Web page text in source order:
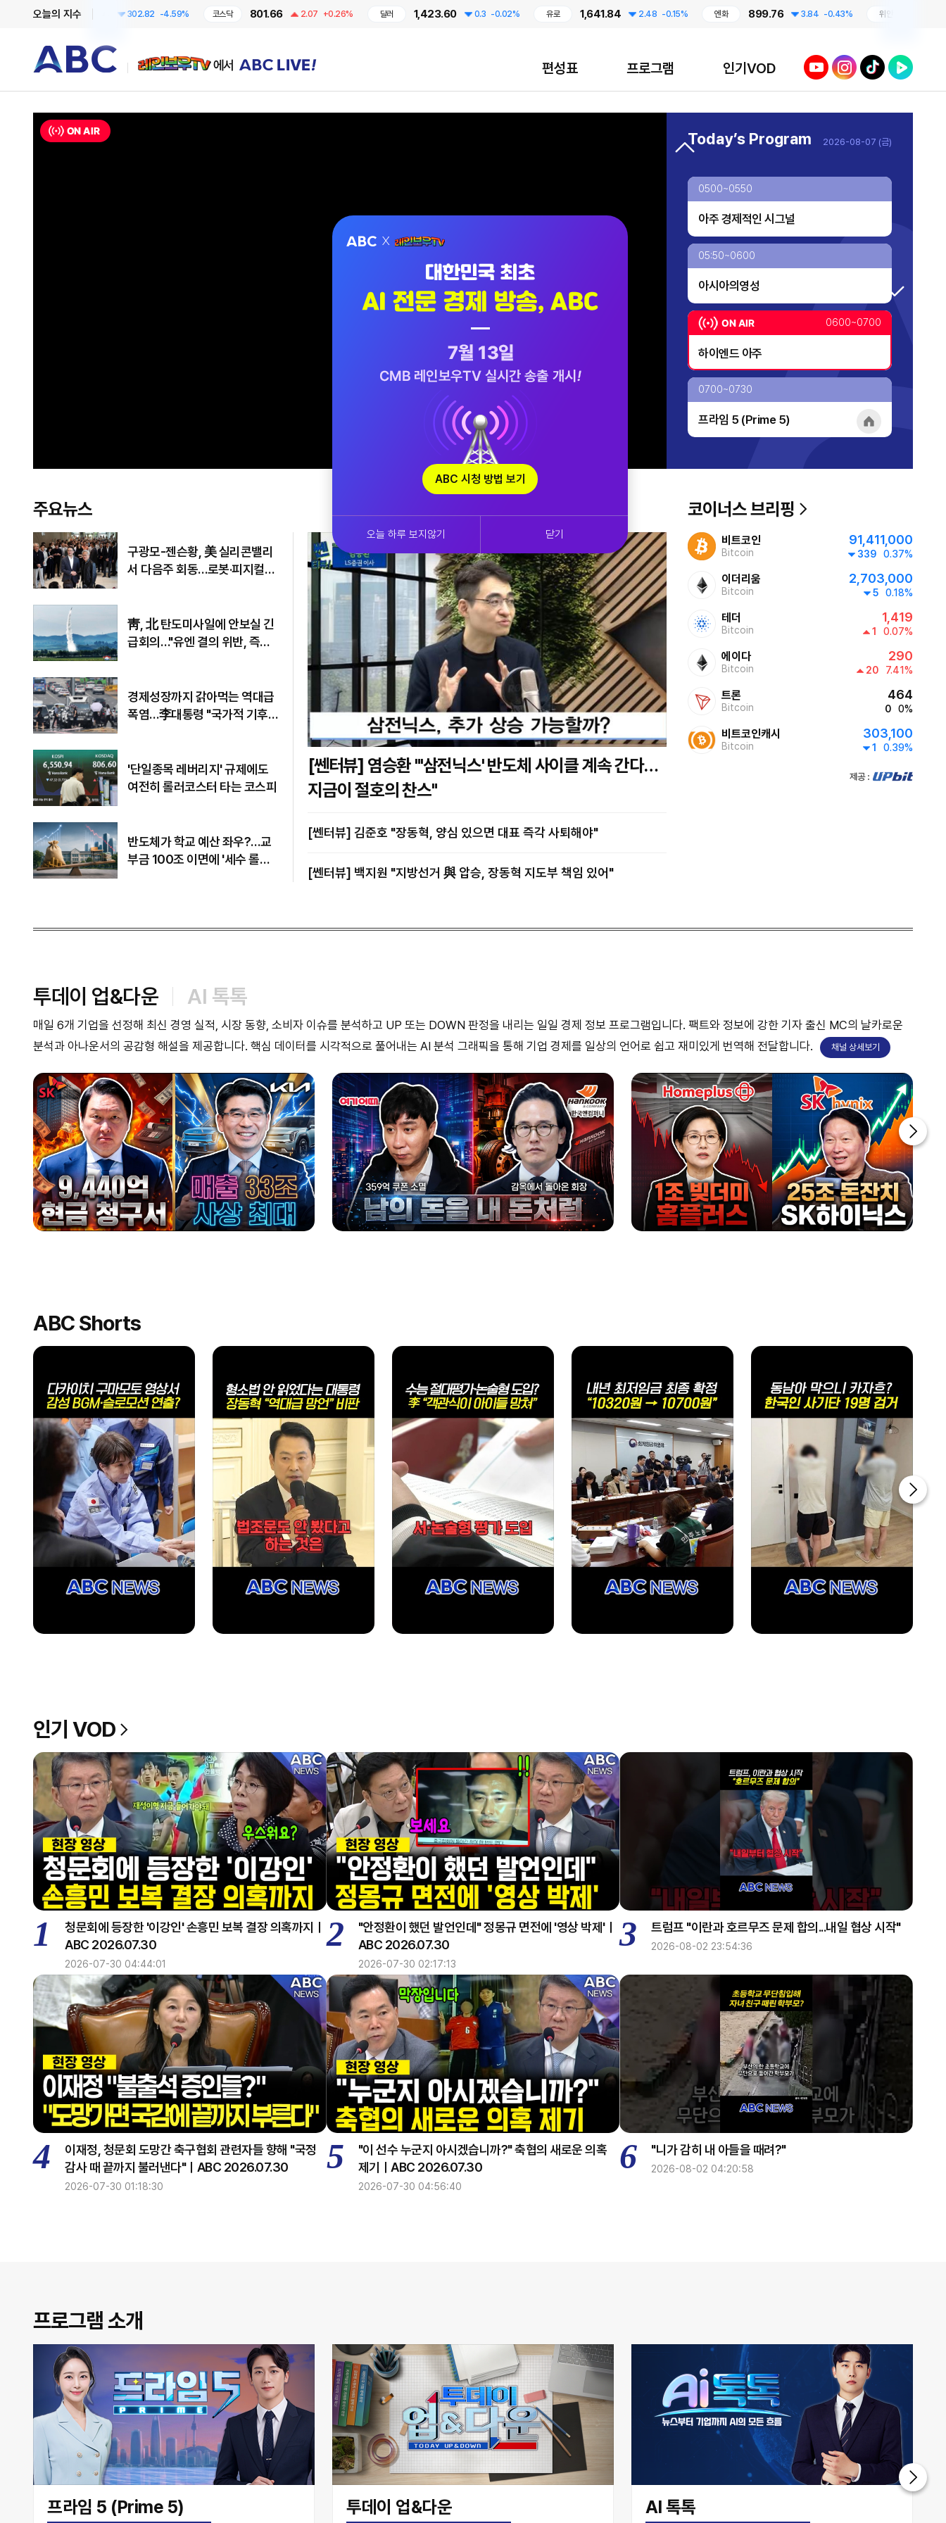
오늘의 지수
6295.44 302.82 -4.59% 코스닥 801.66 2.07 +0.26% 1,423.60 0.3 -0.02% 1,641.84 2.48 -0.15% 899.76 3.84 -0.43% 210.96
레인보우TV에서 ABC LIVE! 편성표 프로그램
투데이 업&다운
대한민국 리더에게 묻는다
인기VOD
유튜브 인스타그램
틱톡 네이버TV
ON AIR
Today’s Program 2026-08-07 (금)
ABC 개국 특집 다큐멘터리 한·중 만두를
0500~0550
아주 경제적인 시그널
05:50~0600
아시아의영성
0600~0700
하이엔드 아주
0700~0730
프라임 5 (Prime 5) home
투데이 업&다운 home
0900~1000
AI 톡톡 home
1000~1100
쎈터뷰
AI 톡톡
대한민국 리더에게 묻는다 home
투데이 업&다운 mini
1500~1600
AI 톡톡 home
1600~1630
업&다운
투데이 업&다운 mini
1650~1700
투데이 업&다운 mini
1700~1730
프라임 5 (Prime 5) home
1730~1800
대한민국 리더에게 묻는다 home
1800~1900
2030~2130
투데이 업&다운
2130~2230
AI 톡톡 home
220~2300
2300~2400
쎈터뷰
주요뉴스
[쎈터뷰] 염승환 "'삼전닉스' 반도체 사이클 계속 간다…
지금이 절호의 찬스"
[쎈터뷰] 김준호 "장동혁, 양심 있으면 대표 즉각 사퇴해야"
[쎈터뷰] 백지원 "지방선거 與 압승, 장동혁 지도부 책임 있어"
구광모-젠슨황, 美 실리콘밸리
서 다음주 회동…로봇·피지컬AI
靑, 北 탄도미사일에 안보실 긴
급회의…"유엔 결의 위반, 즉각
경제성장까지 갉아먹는 역대급
폭염…李대통령 "국가적 기후
'단일종목 레버리지' 규제에도
여전히 롤러코스터 타는 코스피
반도체가 학교 예산 좌우?…교
부금 100조 이면에 '세수 롤러
코이너스 브리핑
비트코인
Bitcoin
91,411,000
339 0.37%
이더리움
Bitcoin
2,703,000
5 0.18%
테더
Bitcoin
1,419
1 0.07%
에이다
Bitcoin
290
20 7.41%
트론
Bitcoin
464
0 0%
비트코인캐시
Bitcoin
303,100
1 0.39%
제공:UPbit
투데이 업&다운 AI 톡톡
매일 6개 기업을 선정해 최신 경영 실적, 시장 동향, 소비자 이슈를 분석하고 UP 또는 DOWN 판정을 내리는 일일 경제 정보 프로그램입니다. 팩트와 정보에 강한 기자 출신 MC의 날카로운
분석과 아나운서의 공감형 해설을 제공합니다. 핵심 데이터를 시각적으로 풀어내는 AI 분석 그래픽을 통해 기업 경제를 일상의 언어로 쉽고 재미있게 번역해 전달합니다.
채널 상세보기
ABC Shorts
인기 VOD
1
청문회에 등장한 '이강인' 손흥민 보복 결장 의혹까지ㅣ
ABC 2026.07.30
2026-07-30 04:44:01
2
"안정환이 했던 발언인데" 정몽규 면전에 '영상 박제'ㅣ
ABC 2026.07.30
2026-07-30 02:17:13
3 트럼프 "이란과 호르무즈 문제 합의...내일 협상 시작"
2026-08-02 23:54:36
4
이재정, 청문회 도망간 축구협회 관련자들 향해 "국정
감사 때 끝까지 불러낸다"ㅣABC 2026.07.30
2026-07-30 01:18:30
5
"이 선수 누군지 아시겠습니까?" 축협의 새로운 의혹
제기ㅣABC 2026.07.30
2026-07-30 04:56:40
6 "니가 감히 내 아들을 때려?"
2026-08-02 04:20:58
프로그램 소개
프라임 5 (Prime 5) 투데이 업&다운 AI 톡톡
대한민국 최초 AI 전문 경제 방송, ABC / 7월 13일 CMB 레인보우TV 실시간 송출 개시!
ABC 시청 방법 보기
오늘 하루 보지않기 닫기